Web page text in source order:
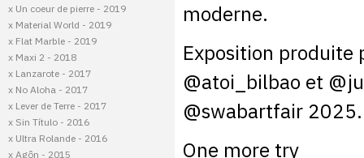
x Un coeur de pierre - 2019
x Material World - 2019
x Flat Marble - 2019
x Maxi 2 - 2018
x Lanzarote - 2017
x No Aloha - 2017
x Lever de Terre - 2017
x Sin Título - 2016
x Ultra Rolande - 2016
x Agôn - 2015
moderne.
Exposition produite
@atoi_bilbao et
@swabartfair 2025.
One more try